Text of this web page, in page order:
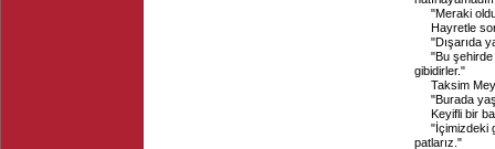
"Meraki
Hayretle
"Dışarıda
"Bu
gibidirler."
Taksim
"Burada
Keyifli bir
"İçimizdeki
patlarız."